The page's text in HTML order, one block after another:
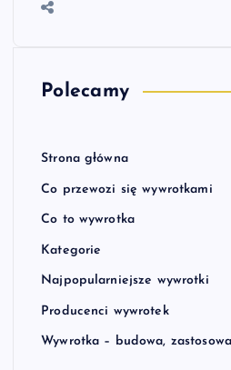
Polecamy
Strona główna
Co przewozi się wywrotkami
Co to wywrotka
Kategorie
Najpopularniejsze wywrotki
Producenci wywrotek
Wywrotka – budowa,